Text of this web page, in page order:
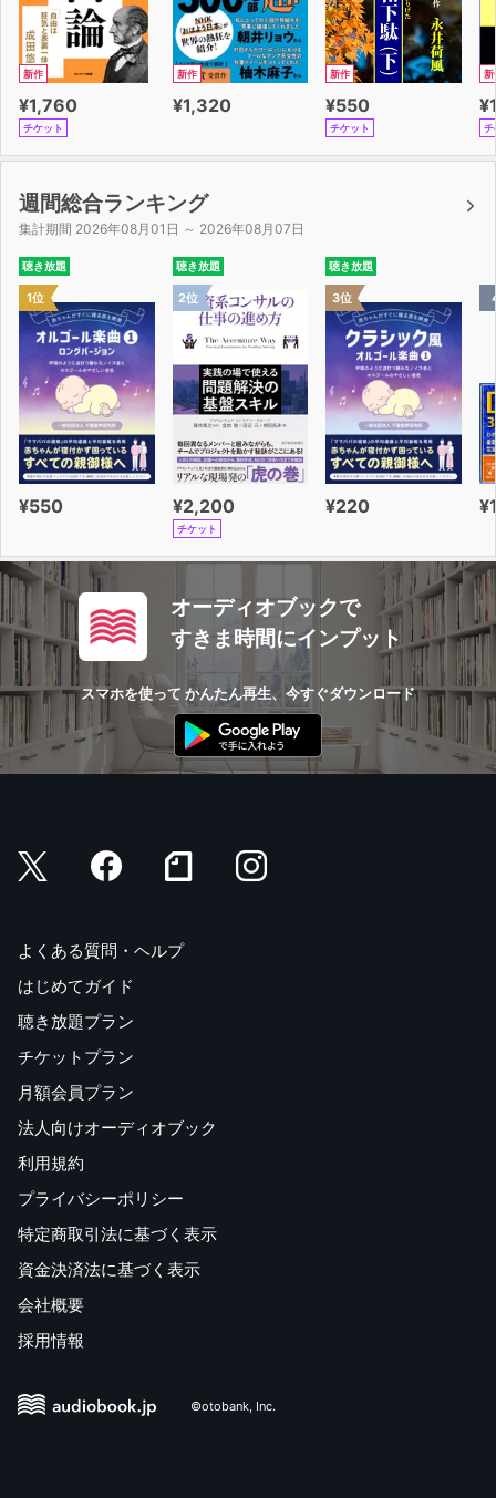
新作
¥1,760
チケット
新作
¥1,320
新作
¥550
チケット
新
チ
週間総合ランキング
集計期間 2026年08月01日 ～ 2026年08月07日
聴き放題
1位
¥550
聴き放題
2位
¥2,200
チケット
聴き放題
3位
¥220
オーディオブックで
すきま時間にインプット
スマホを使って かんたん再生、今すぐダウンロード
よくある質問・ヘルプ
はじめてガイド
聴き放題プラン
チケットプラン
月額会員プラン
法人向けオーディオブック
利用規約
プライバシーポリシー
特定商取引法に基づく表示
資金決済法に基づく表示
会社概要
採用情報
©otobank, Inc.